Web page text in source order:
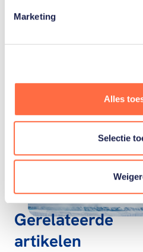
Marketing
Alles
Selectie
Gerelateerde
artikelen